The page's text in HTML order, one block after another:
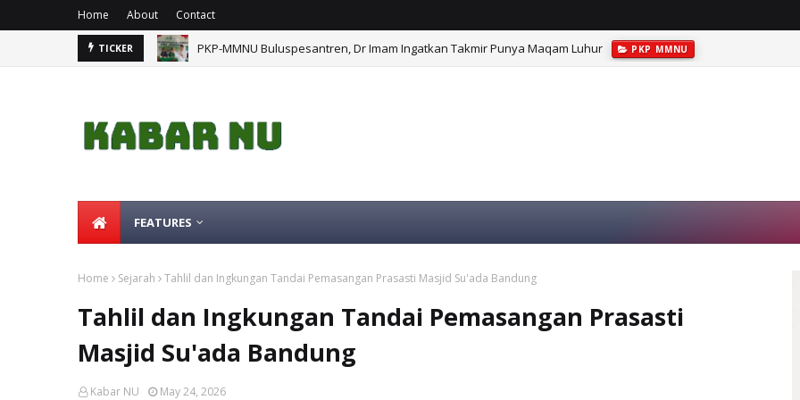
Home About Contact
TICKER PKP-MMNU Buluspesantren, Dr Imam Ingatkan Takmir Punya Maqam Luhur PKP MMNU
FEATURES
Home Sejarah Tahlil dan Ingkungan Tandai Pemasangan Prasasti Masjid Su'ada Bandung
Tahlil dan Ingkungan Tandai Pemasangan Prasasti
Masjid Su'ada Bandung
Kabar NU May 24, 2026